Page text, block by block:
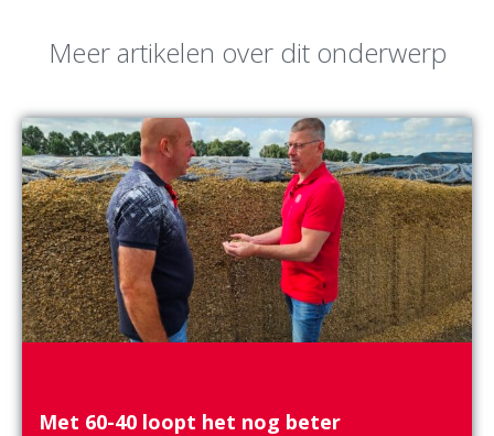
Meer artikelen over dit onderwerp
Met 60-40 loopt het nog beter